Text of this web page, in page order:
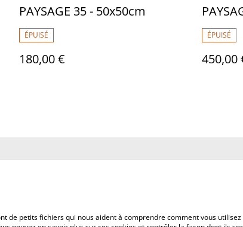
PAYSAGE 35 - 50x50cm
ÉPUISÉ
180,00 €
ÉPUISÉ
450,00
de petits fichiers qui nous aident à comprendre comment vous utilisez